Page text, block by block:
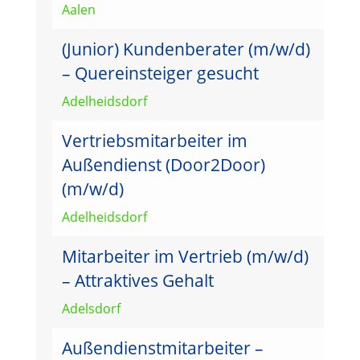
Aalen
(Junior) Kundenberater (m/w/d)
– Quereinsteiger gesucht
Adelheidsdorf
Vertriebsmitarbeiter im
Außendienst (Door2Door)
(m/w/d)
Adelheidsdorf
Mitarbeiter im Vertrieb (m/w/d)
– Attraktives Gehalt
Adelsdorf
Außendienstmitarbeiter –